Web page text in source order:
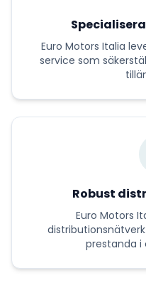
Euro Motors Italia
service som
Robust
Euro Motors
distributionsnätverk
prestanda i